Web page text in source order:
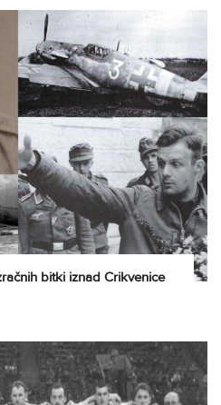
bitki iznad Crikvenice